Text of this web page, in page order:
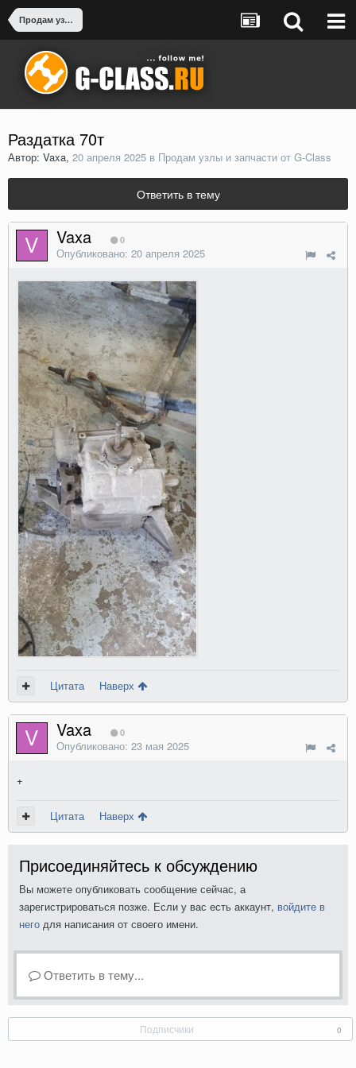
Продам узлы и запчасти от G-Class
Раздатка 70т
Автор: Vaxa, 20 апреля 2025 в Продам узлы и запчасти от G-Class
Ответить в тему
Vaxa 0
Опубликовано: 20 апреля 2025
Цитата Наверх
Vaxa 0
Опубликовано: 23 мая 2025
+
Цитата Наверх
Присоединяйтесь к обсуждению
Вы можете опубликовать сообщение сейчас, а
зарегистрироваться позже. Если у вас есть аккаунт, войдите в
него для написания от своего имени.
Ответить в тему...
Подписчики 0